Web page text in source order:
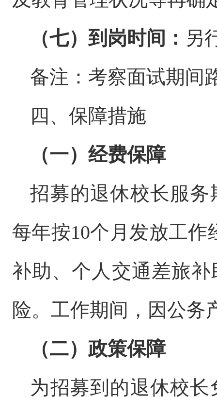
（七）到岗时间： 另
备注：考察面试期间
四 、保障措施
（一）经费保障
招募的退休校长服务
每年按10个月发放工作
补助、个人交通差旅
险。工作期间，因公务
（二）政策保障
为招募到的退休校长